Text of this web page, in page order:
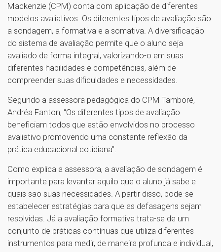
Mackenzie (CPM) conta com aplicação de diferentes
modelos avaliativos. Os diferentes tipos de avaliação são
a sondagem, a formativa e a somativa. A diversificação
do sistema de avaliação permite que o aluno seja
avaliado de forma integral, valorizando-o em suas
diferentes habilidades e competências, além de
compreender suas dificuldades e necessidades.
Segundo a assessora pedagógica do CPM Tamboré,
Andréa Fanton, “Os diferentes tipos de avaliação
beneficiam todos que estão envolvidos no processo
avaliativo promovendo uma constante reflexão da
prática educacional cotidiana”.
Como explica a assessora, a avaliação de sondagem é
importante para levantar aquilo que o aluno já sabe e
quais são suas necessidades. A partir disso, pode-se
estabelecer estratégias para que as defasagens sejam
resolvidas. Já a avaliação formativa trata-se de um
conjunto de práticas contínuas que utiliza diferentes
instrumentos para medir, de maneira profunda e individual,